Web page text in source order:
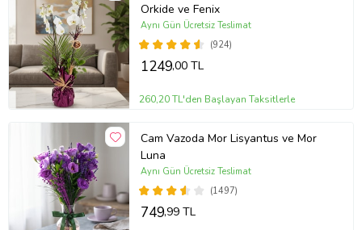
ömrünü uzatmanızı sağlayacaktır. Solan veya kuruyan çiçekleri
temizleyerek diğer çiçeklerin daha uzun süre taze kalmasını
sağlayabilirsiniz.
Not:Stok durumuna göre ürünlerde ufak değişiklikler olabilir.
Ürün Kodu:at6327
Orkide ve Fenix
(924)
Aynı Gün Ücretsiz Teslimat
1249,00 TL
260,20 TL'den Başlayan Taksitlerle
Cam Vazoda Mor Lisyantus ve Mor
Luna
(1497)
Aynı Gün Ücretsiz Teslimat
749,99 TL